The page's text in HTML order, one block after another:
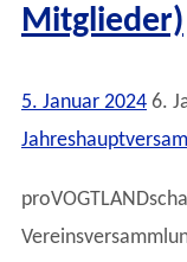
Mitglieder)
5. Januar 2024 6.